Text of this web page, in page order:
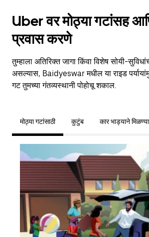
Uber वर मोठ्या गटांसह
प्रवास करणे
तुम्हाला अतिरिक्त जागा किंवा विशेष सोयी-
असल्यास, Baidyeswar मधील या राइड
गट तुमच्या गंतव्यस्थानी पोहोचू शकाल.
मोठ्या गटांसाठी कुटुंब कार भाड्याने